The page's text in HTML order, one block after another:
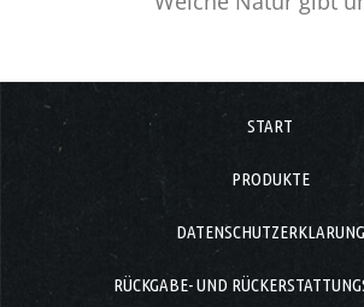
START
PRODUKTE
DATENSCHUTZERKLARUNG
RÜCKGABE- UND